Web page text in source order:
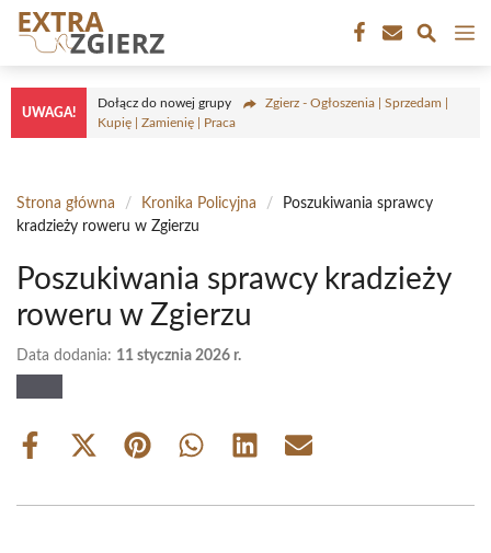
Przejdź
treści
UWAGA!
Dołącz do nowej grupy
Zgierz - Ogłoszenia | Sprzedam |
Kupię | Zamienię | Praca
Strona główna / Kronika Policyjna /
Poszukiwania sprawcy
kradzieży roweru w Zgierzu
Poszukiwania sprawcy kradzieży
roweru w Zgierzu
Data dodania: 11 stycznia 2026 r.
Share
Share
(Twitter)
Share Share Share Share